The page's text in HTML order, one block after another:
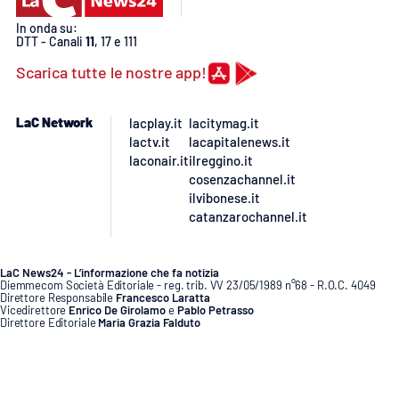
SPECIALI
Buona Sanità Calabria
CALABRIAVISIONE
Storie
In onda su:
DTT - Canali 11, 17 e 111
Scarica tutte le nostre app!
LaC Network
lacplay.it
lactv.it
laconair.it
lacitymag.it
lacapitalenews.it
ilreggino.it
cosenzachannel.it
ilvibonese.it
catanzarochannel.it
LaC News24 - L’informazione che fa notizia
Diemmecom Società Editoriale - reg. trib. VV 23/05/1989 n°68 - R.O.C. 4049
Direttore Responsabile Francesco Laratta
Vicedirettore Enrico De GirolamoePablo Petrasso
Direttore Editoriale Maria Grazia Falduto